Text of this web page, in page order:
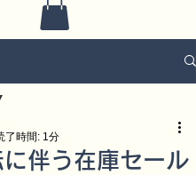
伴う在庫セール
了時間: 1分